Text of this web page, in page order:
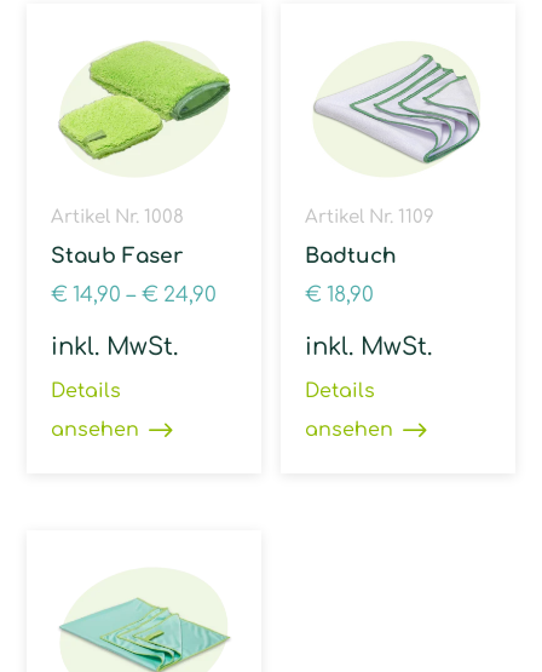
Artikel Nr. 1008
Staub Faser
€ 14,90 –€ 24,90
inkl. MwSt.
Details
ansehen
Artikel Nr. 1109
Badtuch
€ 18,90
inkl. MwSt.
Details
ansehen